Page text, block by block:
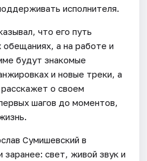
исполнителя.
что его путь
обещаниях, а на работе и
будут знакомые
и новые треки, а
о своем
шагов до моментов,
Сумишевский в
свет, живой звук и